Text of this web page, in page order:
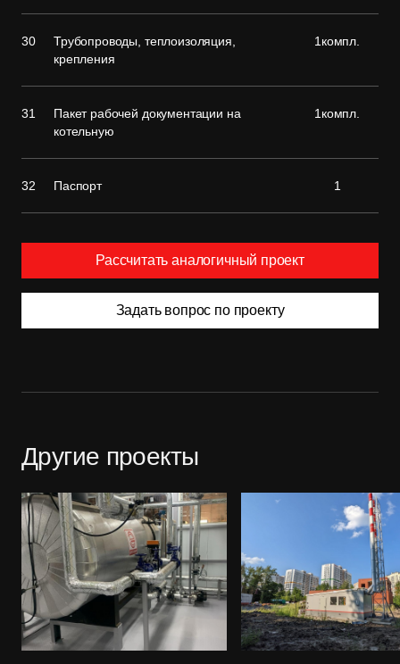
30
Трубопроводы, теплоизоляция,
крепления
1компл.
31
Пакет рабочей документации на
котельную
1компл.
32 Паспорт 1
Рассчитать аналогичный проект
Задать вопрос по проекту
Другие проекты